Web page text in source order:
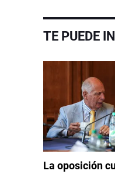
TE PUEDE
La oposición